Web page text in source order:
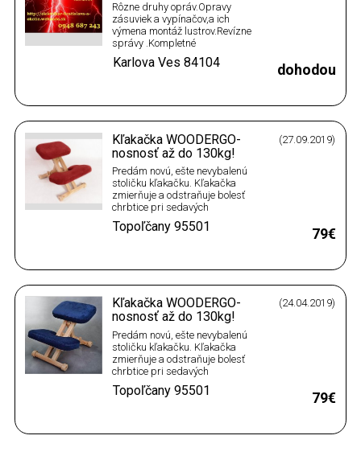
Rôzne druhy opráv.Opravy
zásuviek a vypínačov,a ich
výmena montáž lustrov.Revízne
správy .Kompletné
elektroinštalácie bytov a
rodinných domov,Bratislava a
dosiek.Bodové osvetlenia
rozvádzačov.Elektrické…
dohodou
Karlova Ves 84104
Kľakačka WOODERGO-
nosnosť až do 130kg!
(27.09.2019)
Predám novú, ešte nevybalenú
stoličku kľakačku. Kľakačka
zmierňuje a odstraňuje bolesť
chrbtice pri sedavých
zamestnaniach a pri PC. Je
vyrobená z tvrdého masívneho
hranolmi 4 x 4cm zaručuje, že
79€
Topoľčany 95501
Kľakačka WOODERGO-
nosnosť až do 130kg!
(24.04.2019)
Predám novú, ešte nevybalenú
stoličku kľakačku. Kľakačka
zmierňuje a odstraňuje bolesť
chrbtice pri sedavých
zamestnaniach a pri PC. Je
vyrobená z tvrdého masívneho
hranolmi 4 x 4cm zaručuje, že
79€
Topoľčany 95501